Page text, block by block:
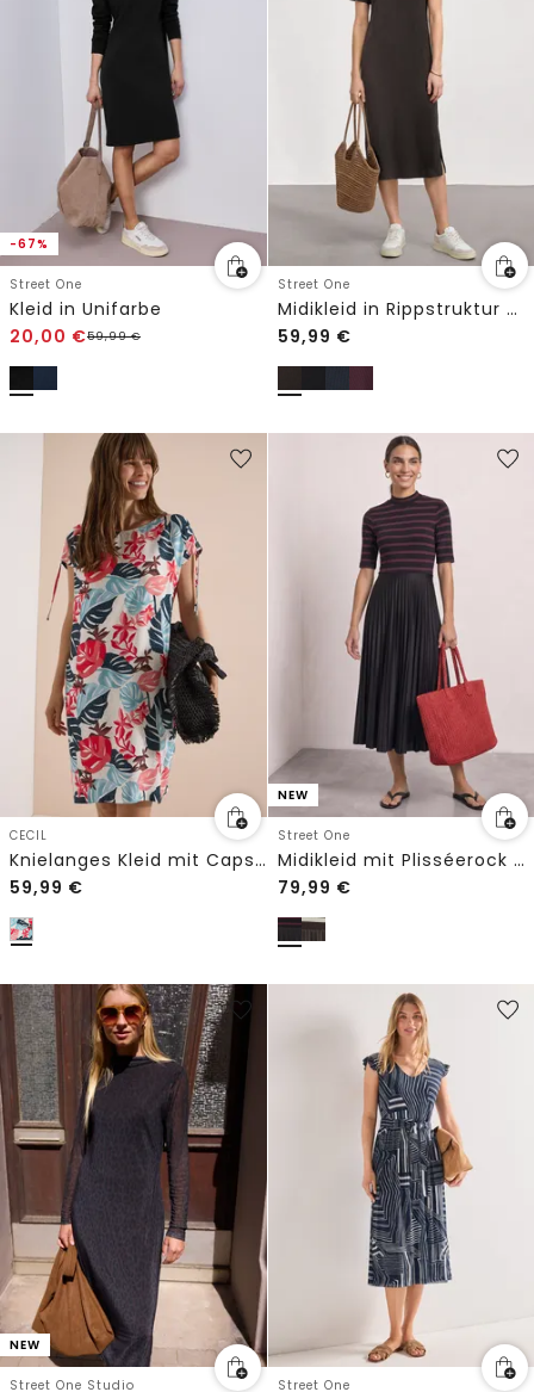
-67%
Street One
Kleid in Unifarbe
20,00 €59,99€
Street One
Midikleid in Rippstruktur mit Rundhals
59,99 €
CECIL
Knielanges Kleid mit Capsleeves
59,99 €
NEW
Street One
Midikleid mit Plisséerock und Streifen
79,99 €
NEW
Street One Studio Street One